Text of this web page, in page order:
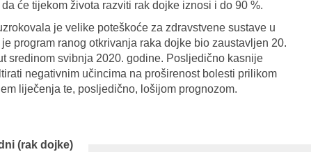
će tijekom života razviti rak dojke iznosi i do 90 %.
je velike poteškoće za zdravstvene sustave u
program ranog otkrivanja raka dojke bio zaustavljen 20.
sredinom svibnja 2020. godine. Posljedično kasnije
negativnim učincima na proširenost bolesti prilikom
liječenja te, posljedično, lošijom prognozom.
(rak dojke)